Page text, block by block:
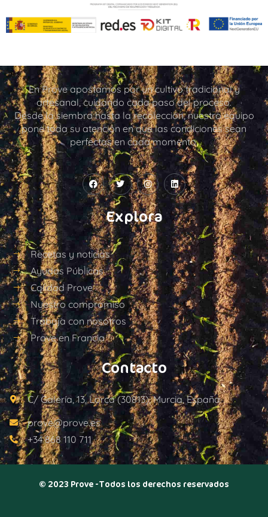
En Prove apostamos por un cultivo tradicional y
artesanal, cuidando cada paso del proceso.
Desde la siembra hasta la recolección, nuestro equipo
pone toda su atención en que las condiciones sean
perfectas en cada momento.
Explora
Recetas y noticias
Ayudas Públicas
Calidad Prove
Nuestro compromiso
Trabaja con nosotros
Prove en Francia
Contacto
C/ Galería, 13, Lorca (30813), Murcia, España.
prove@prove.es
+34 868 110 711
© 2023 Prove -Todos los derechos reservados